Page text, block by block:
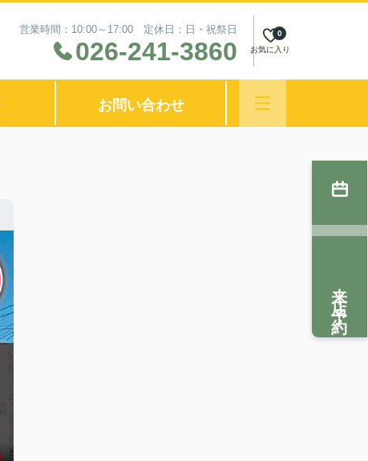
営業時間：10:00～17:00 定休日：日・祝祭日
026-241-3860 お気に入り
0
お問い合わせ
来店予約